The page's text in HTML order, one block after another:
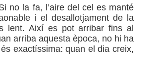
no la fa, l’aire del cel es manté
i el desallotjament de la
lent. Així es pot arribar fins al
arriba aquesta època, no hi ha
exactíssima: quan el dia creix,